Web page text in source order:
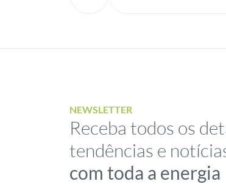
NEWSLETTER
Receba todos os
tendências e
com toda a energia